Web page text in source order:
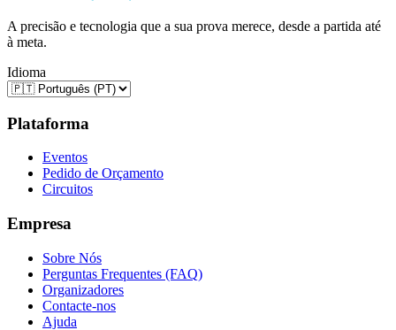
A precisão e tecnologia que a sua prova merece, desde a partida até
à meta.
Idioma
Plataforma
Eventos
Pedido de Orçamento
Circuitos
Empresa
Sobre Nós
Perguntas Frequentes (FAQ)
Organizadores
Contacte-nos
Ajuda